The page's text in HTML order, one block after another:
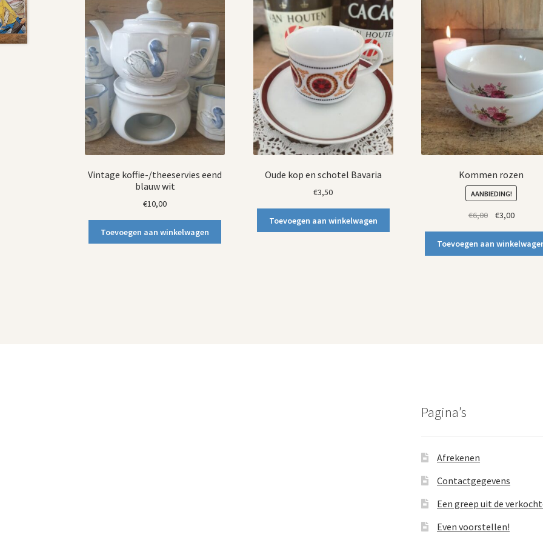
Vintage koffie-/theeservies eend
blauw wit
€10,00
Toevoegen aan winkelwagen
Oude kop en schotel Bavaria
€3,50
Toevoegen aan winkelwagen
Kommen rozen
AANBIEDING!
€6,00
was:
€6,00.
€3,00Huidige
is:
€3,00.
Toevoegen aan
Pagina’s
Afrekenen
Contactgegevens
Een greep uit de
Even voorstellen!